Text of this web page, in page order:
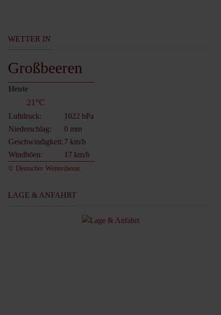
WETTER IN
Großbeeren
Heute
21°C
Luftdruck:
1022 hPa
Niederschlag:
0 mm
Geschwindigkeit: 7 km/h
Windböen:
17 km/h
© Deutscher Wetterdienst
LAGE & ANFAHRT